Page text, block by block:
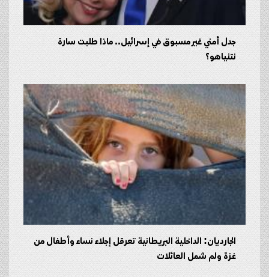
جدل أمني غير مسبوق في إسرائيل.. ماذا طلبت سارة
نتنياهو؟
الجارديان: الداخلية البريطانية تعرقل إجلاء نساء وأطفال من
غزة ولم شمل العائلات